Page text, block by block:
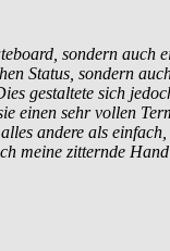
sondern
Status, sondern
gestaltete sich
einen sehr vollen
andere als
meine zitternde